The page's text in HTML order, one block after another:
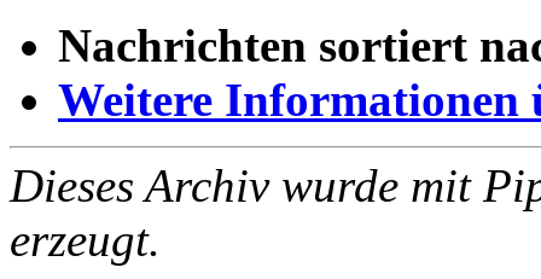
Nachrichten sortiert
Weitere Informationen
Dieses Archiv wurde mit
erzeugt.